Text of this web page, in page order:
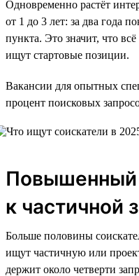
Одновременно растёт
от 1 до 3 лет: за два года
пункта. Это значит, что
ищут стартовые позиции.
Вакансии для опытных
процент поисковых
Повышенный
к частичной
Больше половины
ищут частичную или
держит около четверти